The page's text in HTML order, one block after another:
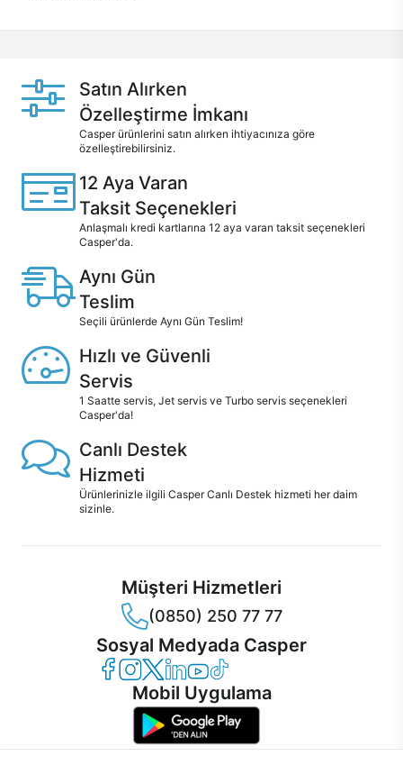
Satın Alırken
Özelleştirme İmkanı
Casper ürünlerini satın alırken ihtiyacınıza göre
özelleştirebilirsiniz.
12 Aya Varan
Taksit Seçenekleri
Anlaşmalı kredi kartlarına 12 aya varan taksit seçenekleri
Casper'da.
Aynı Gün
Teslim
Seçili ürünlerde Aynı Gün Teslim!
Hızlı ve Güvenli
Servis
1 Saatte servis, Jet servis ve Turbo servis seçenekleri
Casper'da!
Canlı Destek
Hizmeti
Ürünlerinizle ilgili Casper Canlı Destek hizmeti her daim
sizinle.
Müşteri Hizmetleri
(0850) 250 77 77
Sosyal Medyada Casper
Casper Facebook
Casper Instagram
Casper Twitter
Casper LinkedIn
Casper YouTube
Casper TikTok
Mobil Uygulama